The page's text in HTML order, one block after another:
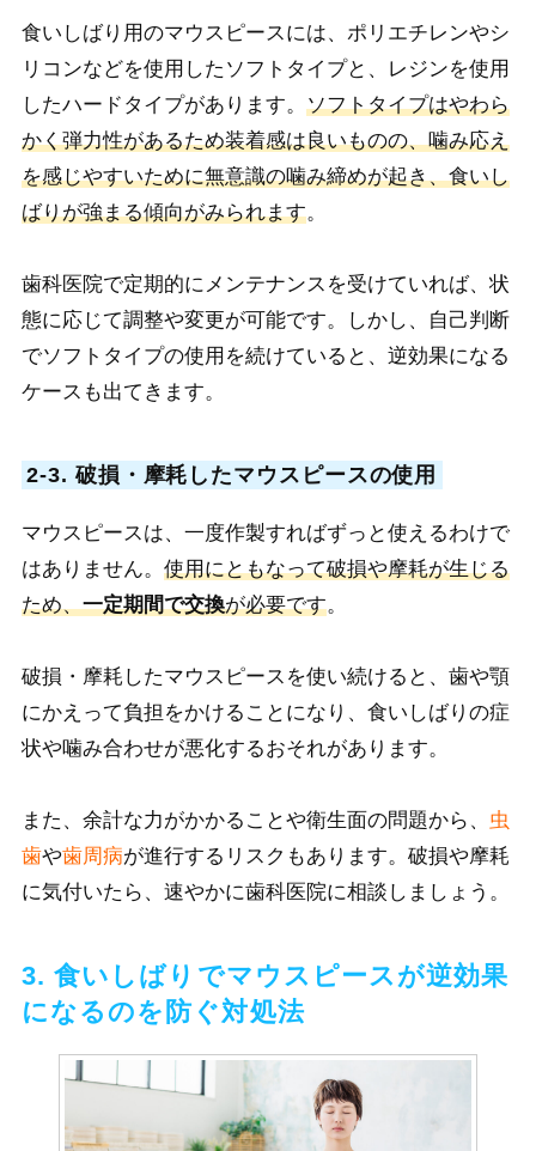
食いしばり用のマウスピースには、ポリエチレンやシ
リコンなどを使用したソフトタイプと、レジンを使用
したハードタイプがあります。 ソフトタイプはやわら
かく弾力性があるため装着感は良いものの、噛み応え
を感じやすいために無意識の噛み締めが起き、食いし
ばりが強まる傾向がみられます。
歯科医院で定期的にメンテナンスを受けていれば、状
態に応じて調整や変更が可能です。しかし、自己判断
でソフトタイプの使用を続けていると、逆効果になる
ケースも出てきます。
2-3. 破損・摩耗したマウスピースの使用
マウスピースは、一度作製すればずっと使えるわけで
はありません。 使用にともなって破損や摩耗が生じる
ため、一定期間で交換が必要です。
破損・摩耗したマウスピースを使い続けると、歯や顎
にかえって負担をかけることになり、食いしばりの症
状や噛み合わせが悪化するおそれがあります。
また、余計な力がかかることや衛生面の問題から、 虫
歯や歯周病が進行するリスクもあります。破損や摩耗
に気付いたら、速やかに歯科医院に相談しましょう。
3. 食いしばりでマウスピースが逆効果
になるのを防ぐ対処法